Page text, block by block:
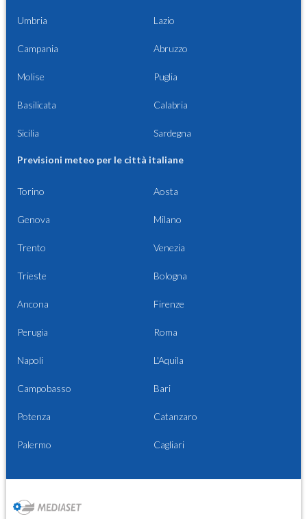
Umbria Lazio
Campania Abruzzo
Molise Puglia
Basilicata Calabria
Sicilia Sardegna
Previsioni meteo per le città italiane
Torino Aosta
Genova Milano
Trento Venezia
Trieste Bologna
Ancona Firenze
Perugia Roma
Napoli L'Aquila
Campobasso Bari
Potenza Catanzaro
Palermo Cagliari